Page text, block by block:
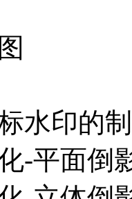
水印的
-平面倒